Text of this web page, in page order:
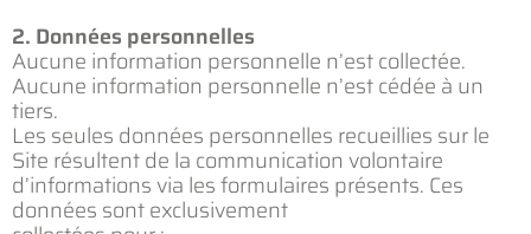
2. Données personnelles
Aucune information personnelle n’est collectée.
Aucune information personnelle n’est cédée à un
tiers.
Les seules données personnelles recueillies sur le
Site résultent de la communication volontaire
d’informations via les formulaires présents. Ces
données sont exclusivement